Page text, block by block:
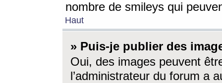
nombre de smileys qui
Haut
» Puis-je publier des
Oui, des images peuvent
l’administrateur du forum a